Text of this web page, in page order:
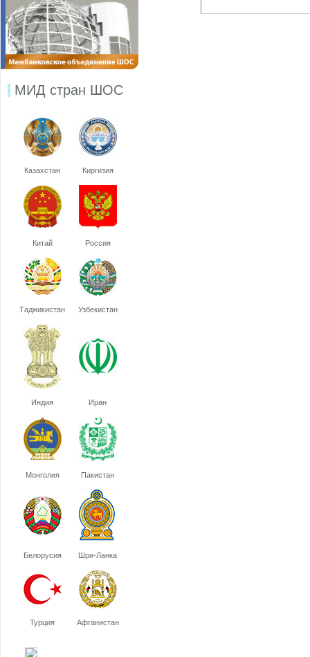
МИД стран ШОС
Казахстан Киргизия
Китай Россия
Таджикистан Узбекистан
Индия Иран
Монголия Пакистан
Белорусия Шри-Ланка
Турция Афганистан